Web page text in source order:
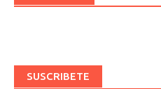
SUSCRIBETE